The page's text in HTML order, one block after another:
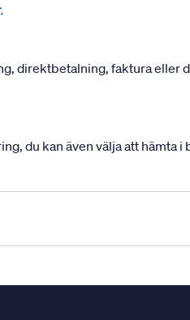
.
direktbetalning, faktura eller
du kan även välja att hämta i